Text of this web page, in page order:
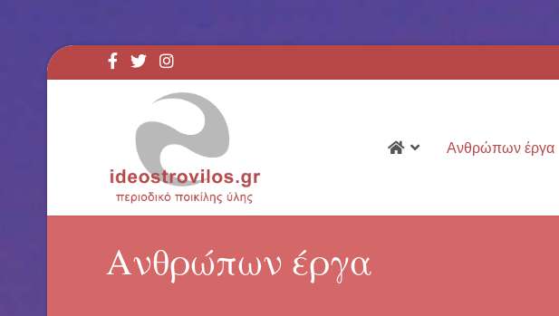
Ανθρώπων έργα
Ανθρώπων έργα